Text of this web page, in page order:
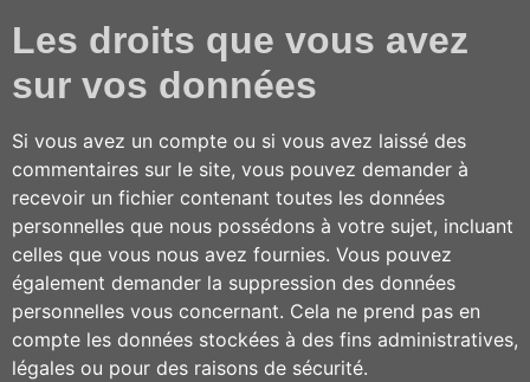
Les droits que vous avez
sur vos données
Si vous avez un compte ou si vous avez laissé des
commentaires sur le site, vous pouvez demander à
recevoir un fichier contenant toutes les données
personnelles que nous possédons à votre sujet, incluant
celles que vous nous avez fournies. Vous pouvez
également demander la suppression des données
personnelles vous concernant. Cela ne prend pas en
compte les données stockées à des fins administratives,
légales ou pour des raisons de sécurité.